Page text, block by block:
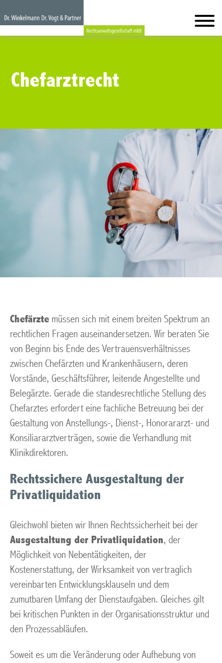
Chefarztrecht
Chefärzte müssen sich mit einem breiten Spektrum an
rechtlichen Fragen auseinandersetzen. Wir beraten Sie
von Beginn bis Ende des Vertrauensverhältnisses
zwischen Chefärzten und Krankenhäusern, deren
Vorstände, Geschäftsführer, leitende Angestellte und
Belegärzte. Gerade die standesrechtliche Stellung des
Chefarztes erfordert eine fachliche Betreuung bei der
Gestaltung von Anstellungs-, Dienst-, Honorararzt- und
Konsiliararztverträgen, sowie die Verhandlung mit
Klinikdirektoren.
Rechtssichere Ausgestaltung der
Privatliquidation
Gleichwohl bieten wir Ihnen Rechtssicherheit bei der
Ausgestaltung der Privatliquidation, der
Möglichkeit von Nebentätigkeiten, der
Kostenerstattung, der Wirksamkeit von vertraglich
vereinbarten Entwicklungsklauseln und dem
zumutbaren Umfang der Dienstaufgaben. Gleiches gilt
bei kritischen Punkten in der Organisationsstruktur und
den Prozessabläufen.
Soweit es um die Veränderung oder Aufhebung von